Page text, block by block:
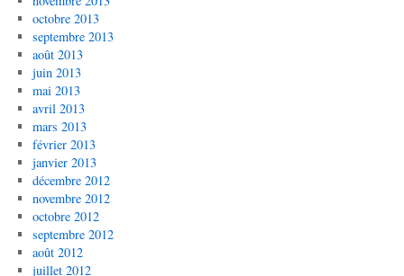
octobre 2013
septembre 2013
août 2013
juin 2013
mai 2013
avril 2013
mars 2013
février 2013
janvier 2013
décembre 2012
novembre 2012
octobre 2012
septembre 2012
août 2012
juillet 2012